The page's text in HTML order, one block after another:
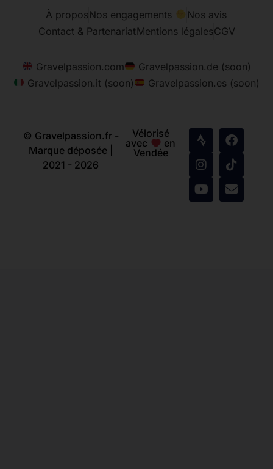
À propos Nos engagements
Nos avis
Contact & Partenariat Mentions légalesCGV
Gravelpassion.com
Gravelpassion.de (soon)
Gravelpassion.it (soon)
Gravelpassion.es (soon)
© Gravelpassion.fr -
Marque déposée |
2021 - 2026
Vélorisé
avec
en
Vendée